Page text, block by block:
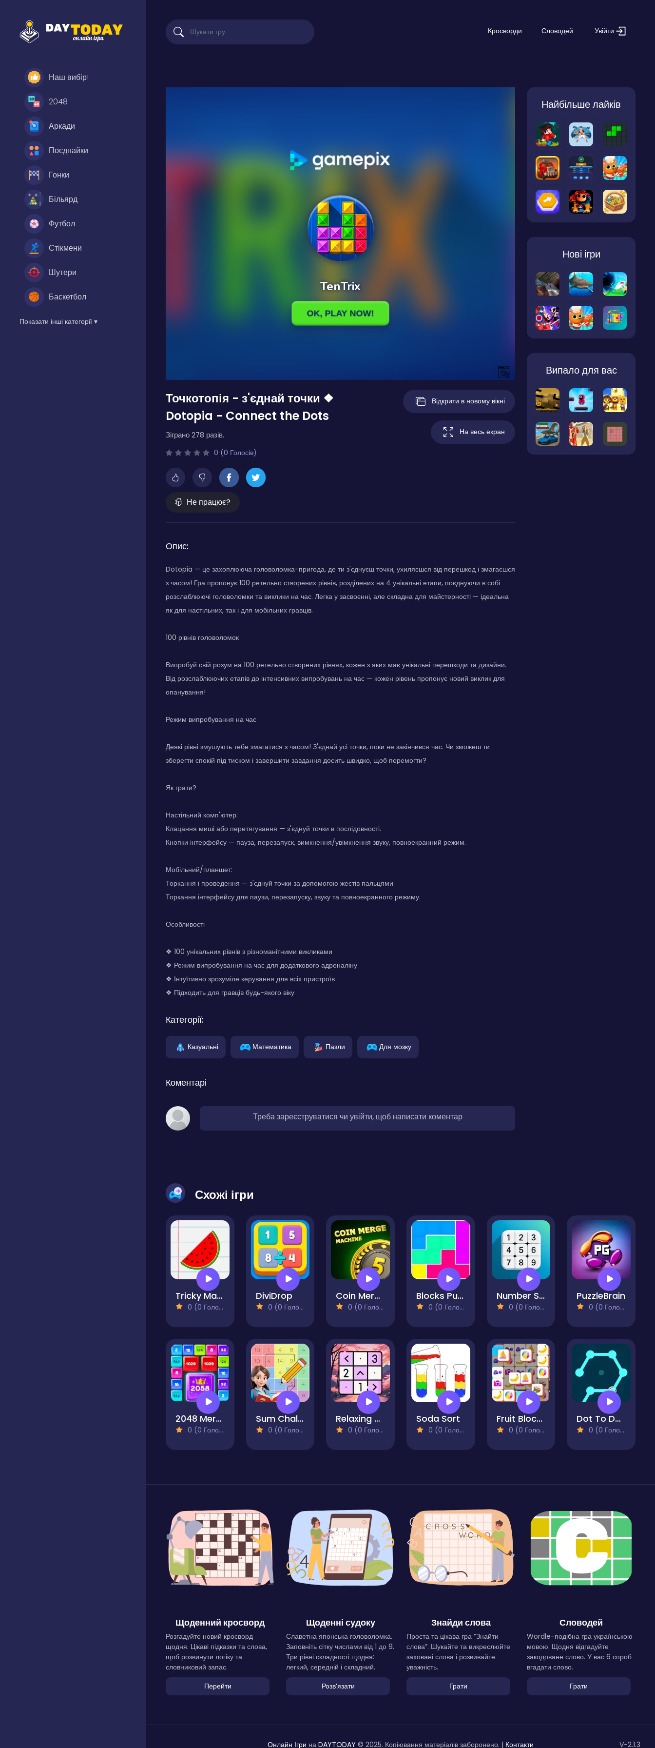
Наш вибір!
2048
Аркади
Поєднайки
Гонки
Більярд
Футбол
Стікмени
Шутери
Баскетбол
Показати інші категорії ▾
Кросворди Словодей Увійти
Точкотопія - з'єднай точки ❖
Dotopia - Connect the Dots
Зіграно 278 разів.
0 (0 Голосів)
Не працює?
Відкрити в новому вікні
На весь екран
Опис:
Dotopia — це захоплююча головоломка-пригода, де ти з'єднуєш точки, ухиляєшся від перешкод і змагаєшся
з часом! Гра пропонує 100 ретельно створених рівнів, розділених на 4 унікальні етапи, поєднуючи в собі
розслаблюючі головоломки та виклики на час. Легка у засвоєнні, але складна для майстерності — ідеальна
як для настільних, так і для мобільних гравців.
100 рівнів головоломок
Випробуй свій розум на 100 ретельно створених рівнях, кожен з яких має унікальні перешкоди та дизайни.
Від розслаблюючих етапів до інтенсивних випробувань на час — кожен рівень пропонує новий виклик для
опанування!
Режим випробування на час
Деякі рівні змушують тебе змагатися з часом! З'єднай усі точки, поки не закінчився час. Чи зможеш ти
зберегти спокій під тиском і завершити завдання досить швидко, щоб перемогти?
Як грати?
Настільний комп'ютер:
Клацання миші або перетягування — з'єднуй точки в послідовності.
Кнопки інтерфейсу — пауза, перезапуск, вимкнення/увімкнення звуку, повноекранний режим.
Мобільний/планшет:
Торкання і проведення — з'єднуй точки за допомогою жестів пальцями.
Торкання інтерфейсу для паузи, перезапуску, звуку та повноекранного режиму.
Особливості
❖ 100 унікальних рівнів з різноманітними викликами
❖ Режим випробування на час для додаткового адреналіну
❖ Інтуїтивно зрозуміле керування для всіх пристроїв
❖ Підходить для гравців будь-якого віку
Категорії:
Казуальні Математика Пазли Для мозку
Коментарі
Треба зареєструватися чи увійти, щоб написати коментар
Найбільше лайків
Нові ігри
Випало для вас
Схожі ігри
Tricky Math Quest
0 (0 Голосів)
DiviDrop
0 (0 Голосів)
Coin Merge Machine
0 (0 Голосів)
Blocks Puzzle
0 (0 Голосів)
Number Sums
0 (0 Голосів)
PuzzleBrain
0 (0 Голосів)
2048 Merge Number Blocks
0 (0 Голосів)
Sum Challenge Number Grid
0 (0 Голосів)
Relaxing Sudoku and Futoshiki
0 (0 Голосів)
Soda Sort
0 (0 Голосів)
Fruit Blocks
0 (0 Голосів)
Dot To Dot - Puzzle
0 (0 Голосів)
Щоденний кросворд
Розгадуйте новий кросворд
щодня. Цікаві підказки та слова,
щоб розвинути логіку та
словниковий запас.
Перейти
Щоденні судоку
Славетна японська головоломка.
Заповніть сітку числами від 1 до 9.
Три рівні складності щодня:
легкий, середній і складний.
Розвʼязати
Знайди слова
Проста та цікава гра “Знайти
слова”. Шукайте та викреслюйте
заховані слова і розвивайте
уважність.
Грати
Словодей
Wordle-подібна гра українською
мовою. Щодня відгадуйте
закодоване слово. У вас 6 спроб
вгадати слово.
Грати
Онлайн Ігри на DAYTODAY © 2025. Копіювання матеріалів заборонено. | Контакти V-2.1.3